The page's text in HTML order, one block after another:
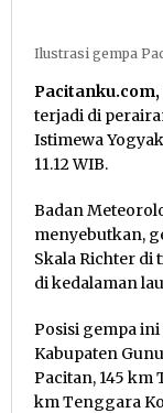
Ilustrasi gempa
Pacitanku.com,
terjadi di
Istimewa
11.12 WIB.
Badan
menyebutkan,
Skala Richter di
di kedalaman
Posisi gempa ini
Kabupaten
Pacitan, 145 km
km Tenggara